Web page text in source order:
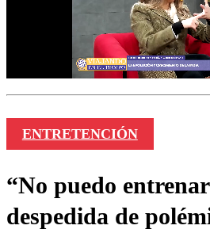
ENTRETENCIÓN
“No puedo
despedida de